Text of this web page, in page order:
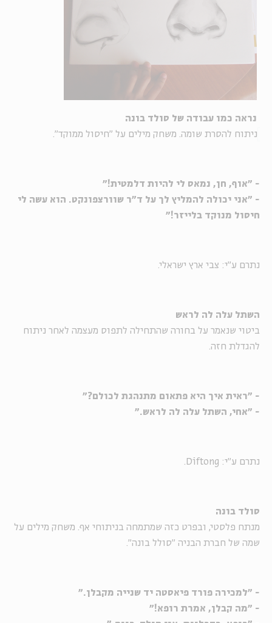
נראה כמו עבודה של סולד בונה
ניתוח להסרת שומה. משחק מילים על "חיסול ממוקד".
- "אוף, חן, נמאס לי להיות דלמטית!"
- "אני יכולה להמליץ לך על ד"ר שוורצפונקט. הוא עשה לי
חיסול מנוקד בלייזר!"
נתרם ע"י: צבי ארץ ישראלי.
השתל עלה לה לראש
ביטוי שנאמר על בחורה שהתחילה לתפוס מעצמה לאחר ניתוח
להגדלת חזה.
- "ראית איך היא פתאום מתנהגת לכולם?"
- "אחי, השתל עלה לה לראש."
נתרם ע"י: Diftong.
סולד בונה
מנתח פלסטי, ובפרט כזה שמתמחה בניתוחי אף. משחק מילים על
שמה של חברת הבניה "סולל בונה".
- "למכירה פורד פיאסטה יד שנייה מקבלן."
- "מה קבלן, אמרת רופא!"